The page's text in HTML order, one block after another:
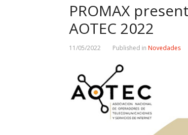
PROMAX
AOTEC 2022
11/05/2022 Published in Novedades